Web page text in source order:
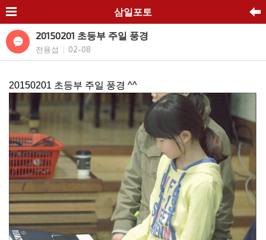
삼일포토
20150201 초등부 주일 풍경
전용섭 02-08
20150201 초등부 주일 풍경 ^^